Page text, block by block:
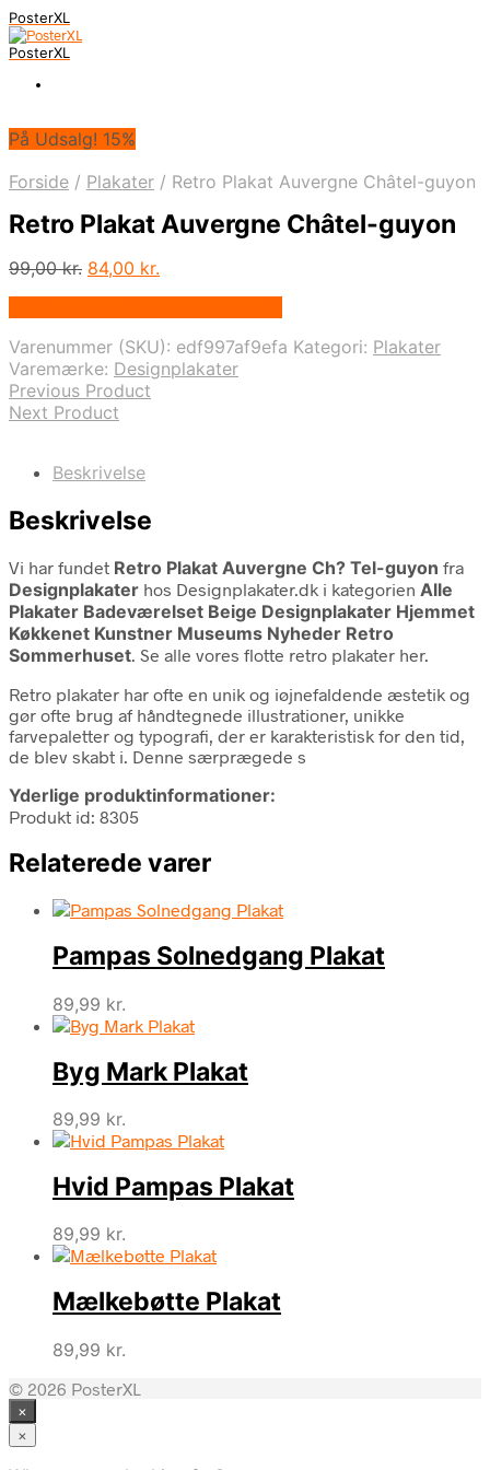
PosterXL
PosterXL
På Udsalg! 15%
Forside / Plakater / Retro Plakat Auvergne Châtel-guyon
Retro Plakat Auvergne Châtel-guyon
99,00kr. Den
99,00 kr..
84,00 kr.
84,00 kr..
Varenummer (SKU): edf997af9efa Kategori: Plakater
Varemærke: Designplakater
Previous Product
Next Product
Beskrivelse
Beskrivelse
Vi har fundet Retro Plakat Auvergne Ch? Tel-guyon fra
Designplakater hos Designplakater.dk i kategorien Alle
Plakater Badeværelset Beige Designplakater Hjemmet
Køkkenet Kunstner Museums Nyheder Retro
Sommerhuset. Se alle vores flotte retro plakater her.
Retro plakater har ofte en unik og iøjnefaldende æstetik og
gør ofte brug af håndtegnede illustrationer, unikke
farvepaletter og typografi, der er karakteristisk for den tid,
de blev skabt i. Denne særprægede s
Yderlige produktinformationer:
Produkt id: 8305
Relaterede varer
Pampas Solnedgang Plakat
89,99 kr.
Byg Mark Plakat
89,99 kr.
Hvid Pampas Plakat
89,99 kr.
Mælkebøtte Plakat
89,99 kr.
© 2026 PosterXL
×
×